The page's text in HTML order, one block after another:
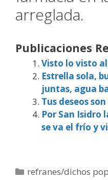
arreglada.
Publicaciones
Visto lo visto
Estrella sola,
juntas, agua
Tus deseos
Por San Isidro
se va el frío y
Categorías
refranes/dichos